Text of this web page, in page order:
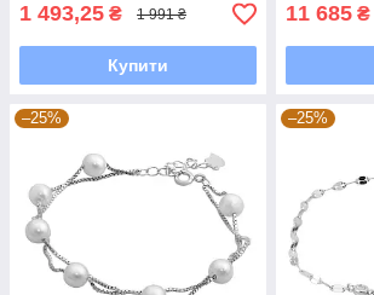
1 493,25 ₴ 1 991 ₴
Купити
11 685 ₴
–25% –25%